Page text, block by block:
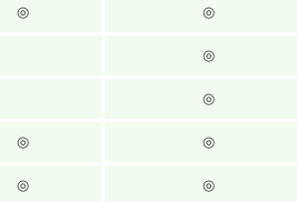
◎ ◎
◎
◎
◎ ◎
◎ ◎